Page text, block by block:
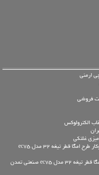
ارمنی
فروشی
غلتکی
چرخ گوشت الکتروکار طرح امگا قطر تیغه 32 مدل ec75
چرخ گوشت الکتروکار طرح امگا قطر تیغه 32 مدل ec75 صنعتی تمدن